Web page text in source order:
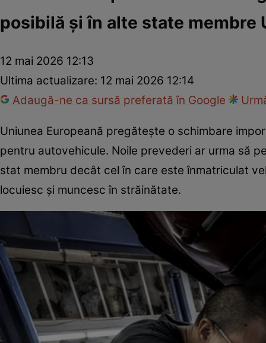
posibilă și în alte state membre
12 mai 2026 12:13
Ultima actualizare: 12 mai 2026 12:14
Adaugă-ne ca sursă preferată în Google
Uniunea Europeană pregătește o schimbare
pentru autovehicule. Noile prevederi ar urma să
stat membru decât cel în care este înmatriculat
locuiesc și muncesc în străinătate.